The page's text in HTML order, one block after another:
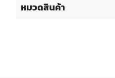
หมวดสินค้า